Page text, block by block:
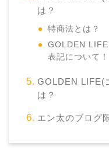
は？
特商法とは？
GOLDEN
表記について！
GOLDEN LIFE(
は？
エン太のブログ